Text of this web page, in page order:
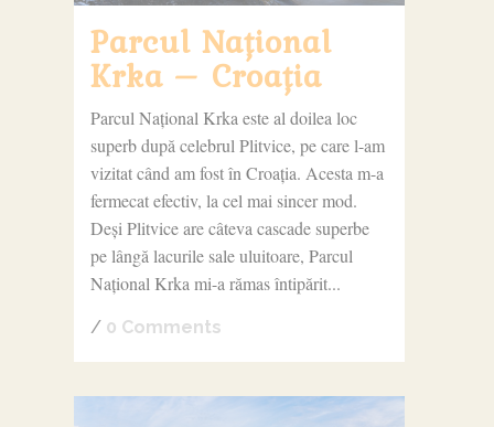
Parcul Național
Krka – Croația
Parcul Național Krka este al doilea loc
superb după celebrul Plitvice, pe care l-am
vizitat când am fost în Croația. Acesta m-a
fermecat efectiv, la cel mai sincer mod.
Deși Plitvice are câteva cascade superbe
pe lângă lacurile sale uluitoare, Parcul
Național Krka mi-a rămas întipărit...
/ 0 Comments